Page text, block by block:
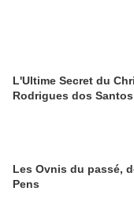
L'Ultime Secret du
Rodrigues dos Santos
Les Ovnis du passé,
Pens